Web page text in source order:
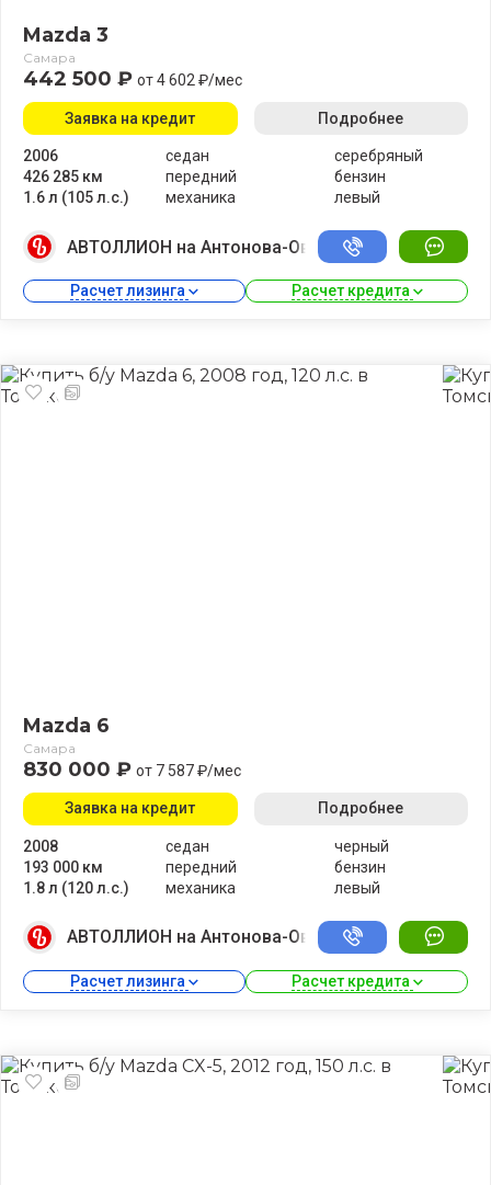
Mazda 3
Самара
442 500 ₽ от 4 602 ₽/мес
2006
426 285 км
1.6 л (105 л.с.)
седан
передний
механика
серебряный
бензин
левый
Заявка на кредит Подробнее
АВТОЛЛИОН на Антонова-Овсеенко
Расчет лизинга Расчет кредита
Mazda 6
Самара
830 000 ₽ от 7 587 ₽/мес
2008
193 000 км
1.8 л (120 л.с.)
седан
передний
механика
черный
бензин
левый
Заявка на кредит Подробнее
АВТОЛЛИОН на Антонова-Овсеенко
Расчет лизинга Расчет кредита